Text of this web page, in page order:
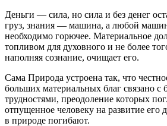
Деньги — сила, но сила и без денег
груз, знания — машина, а любой
необходимо горючее. Материальное
топливом для духовного и не более
наполняя сознание, очищает его.
Сама Природа устроена так, что
больших материальных благ связано с
трудностями, преодоление которых
отпущенное человеку на развитие его
в природе погибают.